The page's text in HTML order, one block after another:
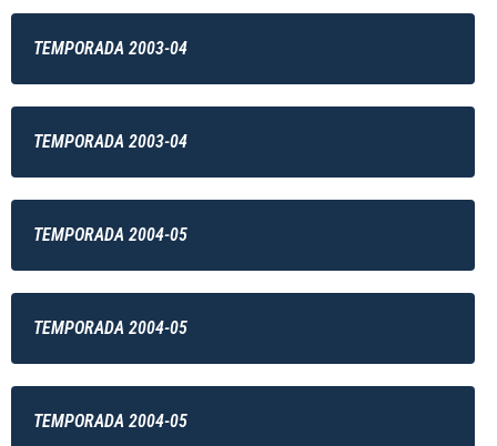
TEMPORADA 2003-04
TEMPORADA 2003-04
TEMPORADA 2004-05
TEMPORADA 2004-05
TEMPORADA 2004-05